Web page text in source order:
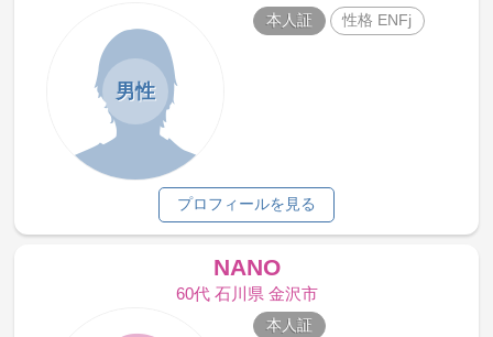
男性
本人証 性格 ENFj
プロフィールを見る
NANO
60代 石川県 金沢市
本人証